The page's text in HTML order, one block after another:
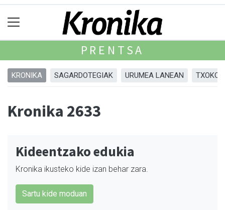
PRENTSA
KRONIKA SAGARDOTEGIAK URUMEA LANEAN
Kronika 2633
Kideentzako edukia
Kronika ikusteko kide izan behar zara.
Sartu kide moduan